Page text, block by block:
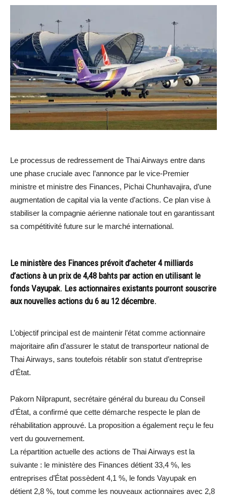
Le processus de redressement de Thai Airways entre dans
une phase cruciale avec l’annonce par le vice-Premier
ministre et ministre des Finances, Pichai Chunhavajira, d’une
augmentation de capital via la vente d’actions. Ce plan vise à
stabiliser la compagnie aérienne nationale tout en garantissant
sa compétitivité future sur le marché international.
Le ministère des Finances prévoit d’acheter 4 milliards
d’actions à un prix de 4,48 bahts par action en utilisant le
fonds Vayupak. Les actionnaires existants pourront souscrire
aux nouvelles actions du 6 au 12 décembre.
L’objectif principal est de maintenir l’état comme actionnaire
majoritaire afin d’assurer le statut de transporteur national de
Thai Airways, sans toutefois rétablir son statut d’entreprise
d’État.
Pakorn Nilprapunt, secrétaire général du bureau du Conseil
d’État, a confirmé que cette démarche respecte le plan de
réhabilitation approuvé. La proposition a également reçu le feu
vert du gouvernement.
La répartition actuelle des actions de Thai Airways est la
suivante : le ministère des Finances détient 33,4 %, les
entreprises d’État possèdent 4,1 %, le fonds Vayupak en
détient 2,8 %, tout comme les nouveaux actionnaires avec 2,8